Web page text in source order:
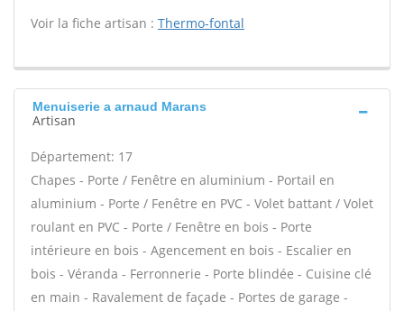
Voir la fiche artisan : Thermo-fontal
Menuiserie a arnaud Marans
Artisan
Département: 17
Chapes - Porte / Fenêtre en aluminium - Portail en
aluminium - Porte / Fenêtre en PVC - Volet battant / Volet
roulant en PVC - Porte / Fenêtre en bois - Porte
intérieure en bois - Agencement en bois - Escalier en
bois - Véranda - Ferronnerie - Porte blindée - Cuisine clé
en main - Ravalement de façade - Portes de garage -